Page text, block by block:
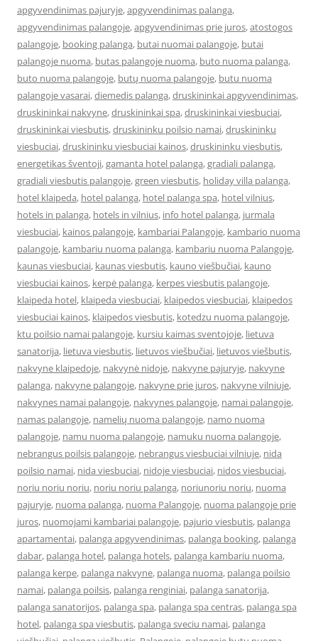
apgyvendinimas pajuryje,apgyvendinimas palanga,
apgyvendinimas palangoje,apgyvendinimas prie juros,atostogos
palangoje, booking palanga, butai nuomai palangoje, butai
palangoje nuoma, butas palangoje nuoma, buto nuoma palanga,
buto nuoma palangoje, butų nuoma palangoje, butu nuoma
palangoje vasarai,diemedis palanga,druskininkai apgyvendinimas,
druskininkai nakvyne,druskininkai spa,druskininkai viesbuciai,
druskininkai viesbutis,druskininku poilsio namai,druskininku
viesbuciai,druskininku viesbuciai kainos,druskininku viesbutis,
energetikas šventoji,gamanta hotel palanga,gradiali palanga,
gradiali viesbutis palangoje,green viesbutis, holiday villa palanga,
hotel klaipeda, hotel palanga, hotel palanga spa, hotel vilnius,
hotels in palanga, hotels in vilnius, info hotel palanga, jurmala
viesbuciai, kainos palangoje, kambariai Palangoje, kambario nuoma
palangoje, kambariu nuoma palanga, kambariu nuoma Palangoje,
kaunas viesbuciai, kaunas viesbutis, kauno viešbučiai, kauno
viesbuciai kainos, kerpė palanga, kerpes viesbutis palangoje,
klaipeda hotel, klaipeda viesbuciai, klaipedos viesbuciai, klaipedos
viesbuciai kainos, klaipedos viesbutis, kotedzu nuoma palangoje,
ktu poilsio namai palangoje, kursiu kaimas sventojoje, lietuva
sanatorija, lietuva viesbutis, lietuvos viešbučiai, lietuvos viešbutis,
nakvyne klaipedoje, nakvynė nidoje, nakvyne pajuryje, nakvyne
palanga, nakvyne palangoje, nakvyne prie juros, nakvyne vilniuje,
nakvynes namai palangoje, nakvynes palangoje, namai palangoje,
namas palangoje, namelių nuoma palangoje, namo nuoma
palangoje, namu nuoma palangoje, namuku nuoma palangoje,
nebrangus poilsis palangoje, nebrangus viesbuciai vilniuje, nida
poilsio namai, nida viesbuciai, nidoje viesbuciai, nidos viesbuciai,
noriu noriu noriu, noriu noriu palanga, noriunoriu noriu, nuoma
pajuryje, nuoma palanga, nuoma Palangoje, nuoma palangoje prie
juros, nuomojami kambariai palangoje, pajurio viesbutis, palanga
apartamentai, palanga apgyvendinimas, palanga booking, palanga
dabar, palanga hotel, palanga hotels, palanga kambariu nuoma,
palanga kerpe, palanga nakvyne, palanga nuoma, palanga poilsio
namai, palanga poilsis, palanga renginiai, palanga sanatorija,
palanga sanatorijos, palanga spa, palanga spa centras, palanga spa
hotel, palanga spa viesbutis, palanga sveciu namai, palanga